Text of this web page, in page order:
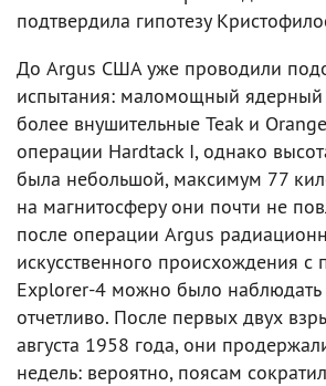
подтвердила гипотезу
До Argus США уже проводили
испытания: маломощный ядерный
более внушительные Teak и
операции Hardtack I, однако
была небольшой, максимум 77
на магнитосферу они почти не
после операции Argus
искусственного происхождения
Explorer-4 можно было наблюдать
отчетливо. После первых двух
августа 1958 года, они
недель: вероятно, поясам